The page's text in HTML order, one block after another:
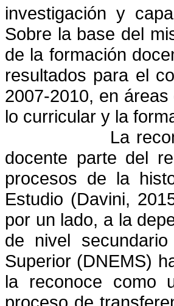
investigación y
Sobre la base del
de la formación
resultados para el
2007-2010, en
lo curricular y la
La
docente parte del
procesos de la
Estudio (Davini,
por un lado, a la
de nivel
Superior (DNEMS)
la reconoce como